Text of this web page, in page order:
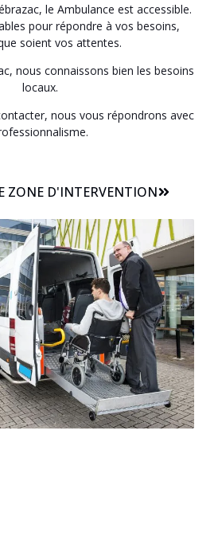
le Ambulance est accessible.
pour répondre à vos besoins,
soient vos attentes.
nous connaissons bien les besoins
locaux.
nous vous répondrons avec
ZONE D'INTERVENTION